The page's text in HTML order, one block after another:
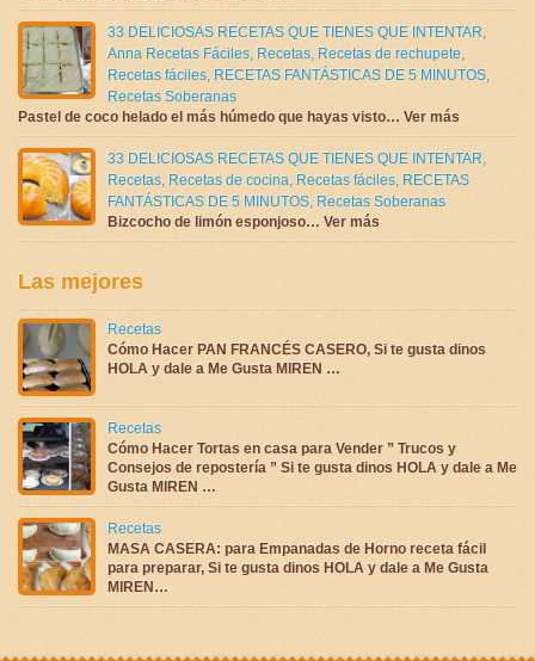
33 DELICIOSAS RECETAS QUE TIENES QUE INTENTAR,
Anna Recetas Fáciles, Recetas, Recetas de rechupete,
Recetas fáciles, RECETAS FANTÁSTICAS DE 5 MINUTOS,
Recetas Soberanas
Pastel de coco helado el más húmedo que hayas visto… Ver más
33 DELICIOSAS RECETAS QUE TIENES QUE INTENTAR,
Recetas, Recetas de cocina, Recetas fáciles, RECETAS
FANTÁSTICAS DE 5 MINUTOS, Recetas Soberanas
Bizcocho de limón esponjoso… Ver más
Las mejores
Recetas
Cómo Hacer PAN FRANCÉS CASERO, Si te gusta dinos
HOLA y dale a Me Gusta MIREN …
Recetas
Cómo Hacer Tortas en casa para Vender ” Trucos y
Consejos de repostería ” Si te gusta dinos HOLA y dale a Me
Gusta MIREN …
Recetas
MASA CASERA: para Empanadas de Horno receta fácil
para preparar, Si te gusta dinos HOLA y dale a Me Gusta
MIREN…